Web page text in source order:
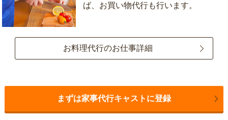
ば、お買い物代行も行います。
お料理代行のお仕事詳細
まずは家事代行キャストに登録